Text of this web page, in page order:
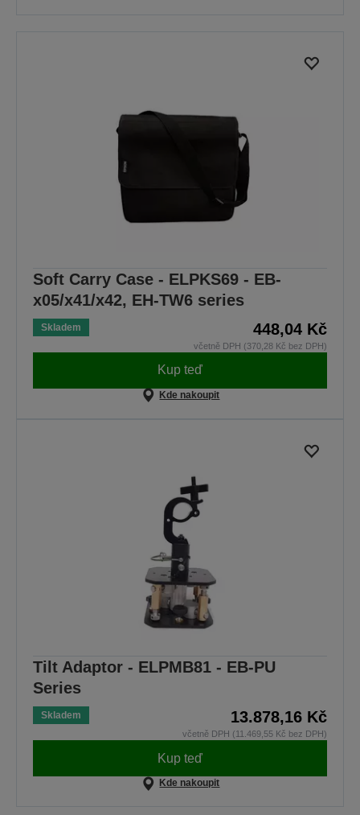
Soft Carry Case - ELPKS69 - EB-
x05/x41/x42, EH-TW6 series
Skladem 448,04 Kč
včetně DPH (370,28 Kč bez DPH)
Kup teď
Kde nakoupit
Tilt Adaptor - ELPMB81 - EB-PU
Series
Skladem 13.878,16 Kč
včetně DPH (11.469,55 Kč bez DPH)
Kup teď
Kde nakoupit